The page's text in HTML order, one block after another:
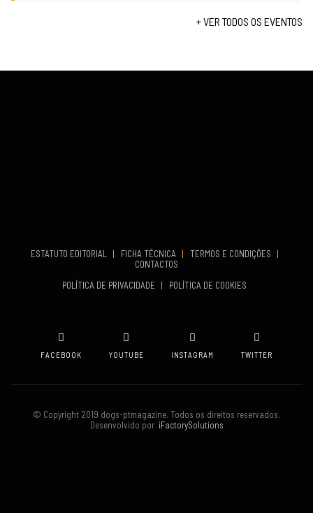
COMEÇA
+ VER TODOS OS EVENTOS
ESTATUTO EDITORIAL | FICHA TÉCNICA | TERMOS E CONDIÇÕES
|
CONTACTOS
POLÍTICA DE PRIVACIDADE
| POLÍTICA DE COOKIES
FACEBOOK YOUTUBE INSTAGRAM TWITTER
© Copyright 2019 dogs-ptmagazine. Todos os direitos reservados.
Desenvolvido poriFactorySolutions